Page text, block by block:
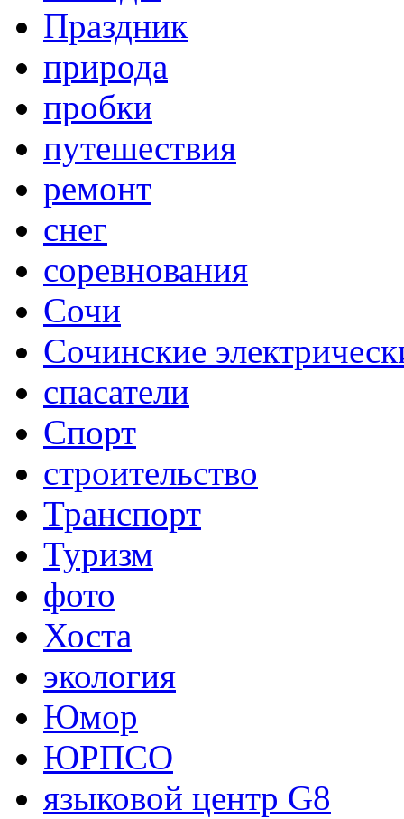
Праздник
природа
пробки
путешествия
ремонт
снег
соревнования
Сочи
Сочинские
спасатели
Спорт
строительство
Транспорт
Туризм
фото
Хоста
экология
Юмор
ЮРПСО
языковой центр G8